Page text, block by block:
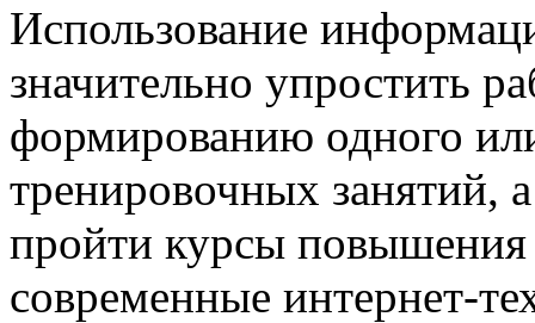
Использование
значительно упростить
формированию одного
тренировочных занятий,
пройти курсы повышения
современные интернет-